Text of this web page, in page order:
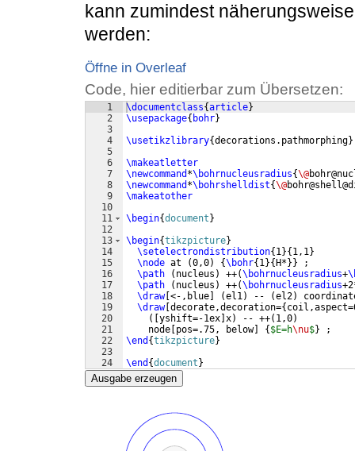
kann zumindest
werden:
Öffne in Overleaf
Code, hier editierbar zum Übersetzen:
1
2
3
4
5
6
7
8
9
10
11
12
13
14
15
16
17
18
19
20
21
22
23
24
\documentclass{article}
\usepackage{ bohr}
\usetikzlibrary{decorations.pathmorphing}
\makeatletter
\newcommand *\bohrnucleusradius{\@
\newcommand *\bohrshelldist{\@
\makeatother
\begin{document }
\begin{tikzpicture}
\setelectrondistribution{ 1}{ 1,1}
\node at (0,0) {\bohr{ 1}{ H* }} ;
\path
( nucleus ) ++(\bohrnucleusradius+
\path
( nucleus ) ++(\bohrnucleusradius
\draw[ <-,blue (el1) -- (el2)
\draw[ decorate,decoration={
([ yshift=-1ex x) -- ++( 1,0)
    node
pos=.75, below] { $E=h\nu$} ;
\end {tikzpicture}
\end {document }
Ausgabe erzeugen